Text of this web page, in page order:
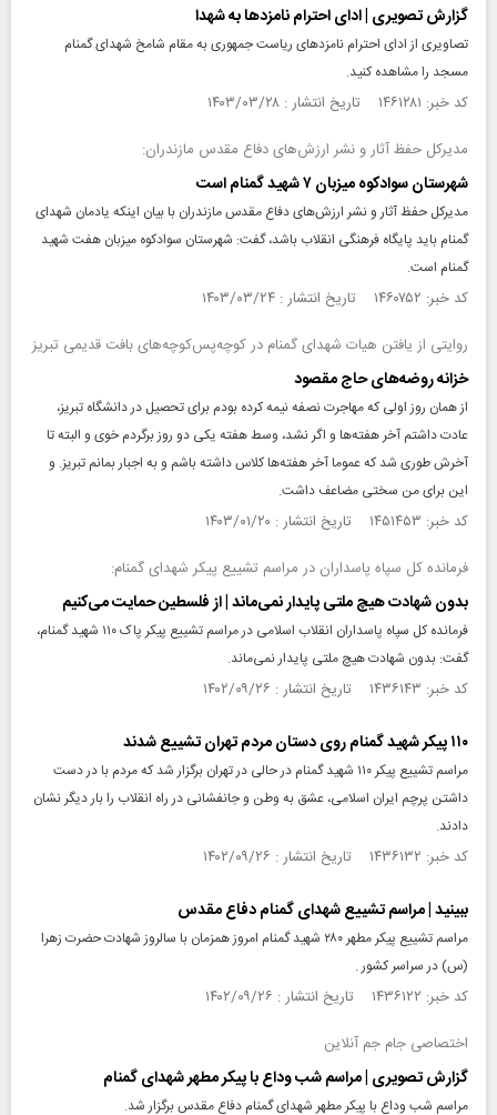
گزارش تصویری | ادای احترام نامزدها به شهدا
تصاویری از ادای احترام نامزدهای ریاست جمهوری به مقام شامخ شهدای گمنام
مسجد را مشاهده کنید.
کد خبر: ۱۴۶۱۲۸۱ تاریخ انتشار : ۱۴۰۳/۰۳/۲۸
مدیرکل حفظ آثار و نشر ارزش‌های دفاع مقدس مازندران:
شهرستان سوادکوه میزبان ۷ شهید گمنام است
مدیرکل حفظ آثار و نشر ارزش‌های دفاع مقدس مازندران با بیان اینکه یادمان شهدای
گمنام باید پایگاه فرهنگی انقلاب باشد، گفت: شهرستان سوادکوه میزبان هفت شهید
گمنام است.
کد خبر: ۱۴۶۰۷۵۲ تاریخ انتشار : ۱۴۰۳/۰۳/۲۴
روایتی از یافتن هیات شهدای گمنام در کوچه‌پس‌کوچه‌های بافت قدیمی تبریز
خزانه روضه‌های حاج مقصود
از همان روز اولی که مهاجرت نصفه نیمه کرده بودم برای تحصیل در دانشگاه تبریز،
عادت داشتم آخر هفته‌ها و اگر نشد، وسط هفته یکی دو روز برگردم خوی و البته تا
آخرش طوری شد که عموما آخر هفته‌ها کلاس داشته باشم و به اجبار بمانم تبریز. و
این برای من سختی مضاعف داشت.
کد خبر: ۱۴۵۱۴۵۳ تاریخ انتشار : ۱۴۰۳/۰۱/۲۰
فرمانده کل سپاه پاسداران در مراسم تشییع پیکر شهدای گمنام:
بدون شهادت هیچ ملتی پایدار نمی‌ماند | از فلسطین حمایت می‌کنیم
فرمانده کل سپاه پاسداران انقلاب اسلامی در مراسم تشییع پیکر پاک ۱۱۰ شهید گمنام،
گفت: بدون شهادت هیچ ملتی پایدار نمی‌ماند.
کد خبر: ۱۴۳۶۱۴۳ تاریخ انتشار : ۱۴۰۲/۰۹/۲۶
۱۱۰ پیکر شهید گمنام روی دستان مردم تهران تشییع شدند
مراسم تشییع پیکر ۱۱۰ شهید گمنام در حالی در تهران برگزار شد که مردم با در دست
داشتن پرچم ایران اسلامی، عشق به وطن و جانفشانی در راه انقلاب را بار دیگر نشان
دادند.
کد خبر: ۱۴۳۶۱۳۲ تاریخ انتشار : ۱۴۰۲/۰۹/۲۶
ببینید | مراسم تشییع شهدای گمنام دفاع مقدس
مراسم تشییع پیکر مطهر ۲۸۰ شهید گمنام امروز همزمان با سالروز شهادت حضرت زهرا
(س) در سراسر کشور .
کد خبر: ۱۴۳۶۱۲۲ تاریخ انتشار : ۱۴۰۲/۰۹/۲۶
اختصاصی جام جم آنلاین
گزارش تصویری | مراسم شب وداع با پیکر مطهر شهدای گمنام
مراسم شب وداع با پیکر مطهر شهدای گمنام دفاع مقدس برگزار شد.